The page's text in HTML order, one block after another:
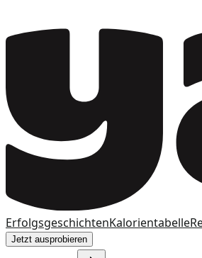
ErfolgsgeschichtenKalorientabelle
Jetzt ausprobieren